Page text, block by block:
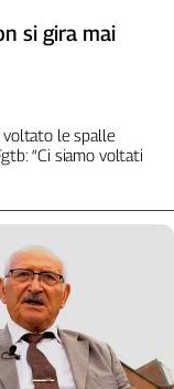
si gira mai
voltato le spalle
“Ci siamo voltati